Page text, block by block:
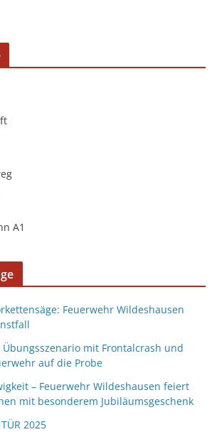
A1
Feuerwehr Wildeshausen
Übungsszenario mit Frontalcrash und
auf die Probe
– Feuerwehr Wildeshausen feiert
mit besonderem Jubiläumsgeschenk
2025